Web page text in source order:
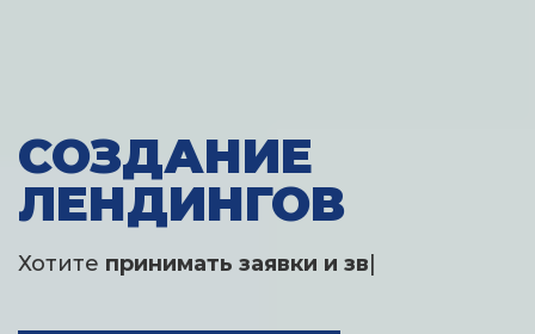
СОЗДАНИЕ
ЛЕНДИНГОВ
Хотите принимать заявки и звонки прямо